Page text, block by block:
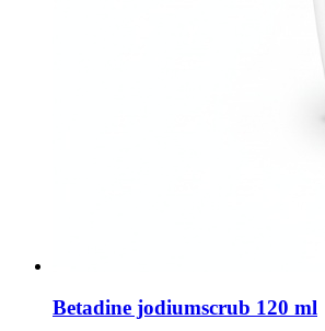
Betadine jodiumscrub 120 ml